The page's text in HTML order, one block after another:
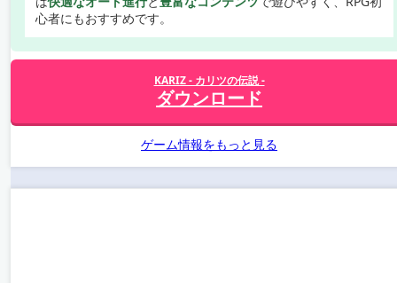
心者にもおすすめです。
KARIZ - カリツの伝説 -
ダウンロード
ゲーム情報をもっと見る